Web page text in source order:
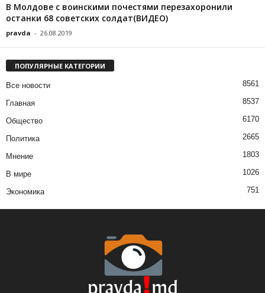
В Молдове с воинскими почестями перезахоронили
останки 68 советских солдат(ВИДЕО)
pravda - 26.08.2019
ПОПУЛЯРНЫЕ КАТЕГОРИИ
Все новости 8561
Главная 8537
Общество 6170
Политика 2665
Мнение 1803
В мире 1026
Экономика 751